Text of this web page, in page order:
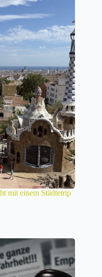
mit einem Städtetrip